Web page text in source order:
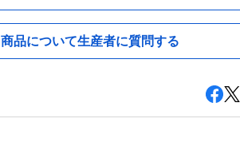
商品について生産者に質問する